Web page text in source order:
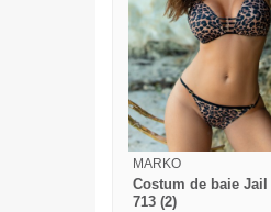
MARKO
Costum de baie Jail
713 (2)